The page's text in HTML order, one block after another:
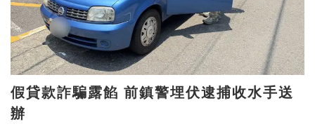
假貸款詐騙露餡 前鎮警埋伏逮捕收水手送
辦